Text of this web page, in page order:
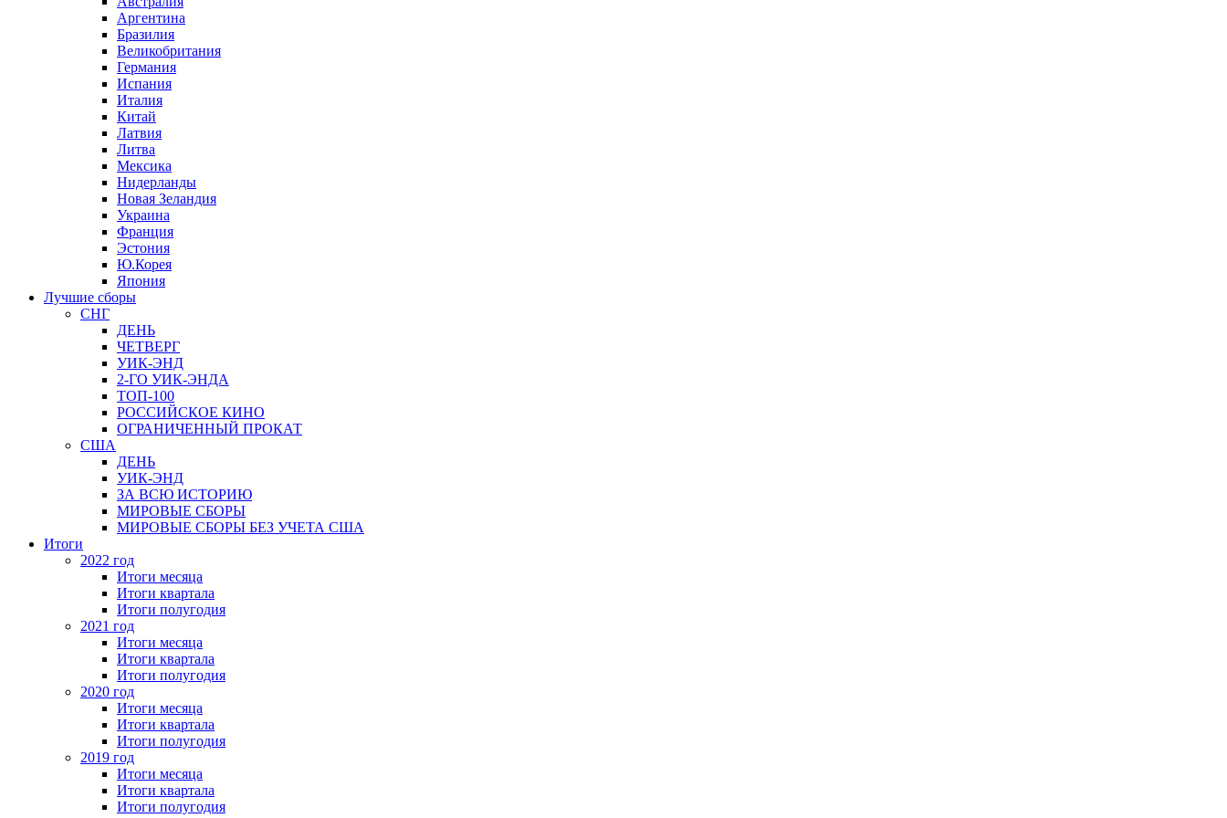
Аргентина
Бразилия
Великобритания
Германия
Испания
Италия
Китай
Латвия
Литва
Мексика
Нидерланды
Новая Зеландия
Украина
Франция
Эстония
Ю.Корея
Япония
Лучшие сборы
СНГ
ДЕНЬ
ЧЕТВЕРГ
УИК-ЭНД
2-ГО УИК-ЭНДА
ТОП-100
РОССИЙСКОЕ КИНО
ОГРАНИЧЕННЫЙ ПРОКАТ
США
ДЕНЬ
УИК-ЭНД
ЗА ВСЮ ИСТОРИЮ
МИРОВЫЕ СБОРЫ
МИРОВЫЕ СБОРЫ БЕЗ УЧЕТА США
Итоги
2022 год
Итоги месяца
Итоги квартала
Итоги полугодия
2021 год
Итоги месяца
Итоги квартала
Итоги полугодия
2020 год
Итоги месяца
Итоги квартала
Итоги полугодия
2019 год
Итоги месяца
Итоги квартала
Итоги полугодия